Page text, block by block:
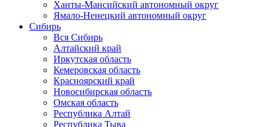
Ханты-Мансийский автономный округ
Ямало-Ненецкий автономный округ
Сибирь
Вся Сибирь
Алтайский край
Иркутская область
Кемеровская область
Красноярский край
Новосибирская область
Омская область
Республика Алтай
Республика Тыва